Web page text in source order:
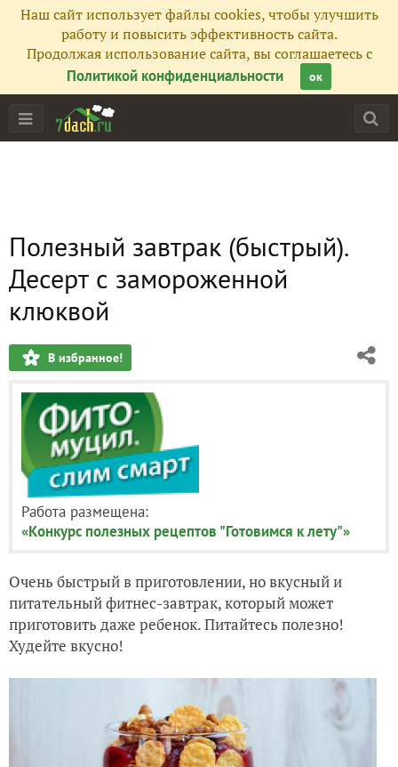
Наш сайт использует файлы cookies, чтобы улучшить
работу и повысить эффективность сайта.
Продолжая использование сайта, вы соглашаетесь с
Политикой конфиденциальности
ок
Полезный завтрак (быстрый).
Десерт с замороженной
клюквой
В избранное!
Работа размещена:
«Конкурс полезных рецептов "Готовимся к лету"»
Очень быстрый в приготовлении, но вкусный и
питательный фитнес-завтрак, который может
приготовить даже ребенок. Питайтесь полезно!
Худейте вкусно!